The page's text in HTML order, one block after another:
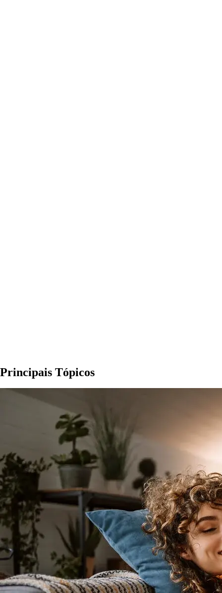
Principais Tópicos